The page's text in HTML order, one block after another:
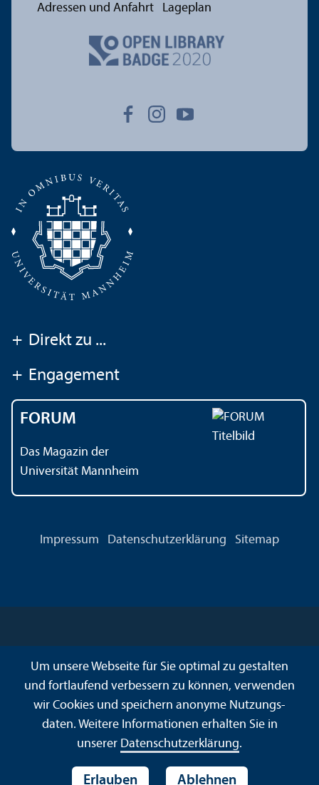
Adressen und Anfahrt Lageplan
+ Direkt zu ...
+ Engagement
FORUM
Das Magazin der
Universität Mannheim
Impressum Datenschutz­erklärung Sitemap
Um unsere Webseite für Sie optimal zu gestalten
und fortlaufend verbessern zu können, verwenden
wir Cookies und speichern anonyme Nutzungs­
daten. Weitere Informationen erhalten Sie in
unserer Datenschutz­erklärung.
Erlauben Ablehnen